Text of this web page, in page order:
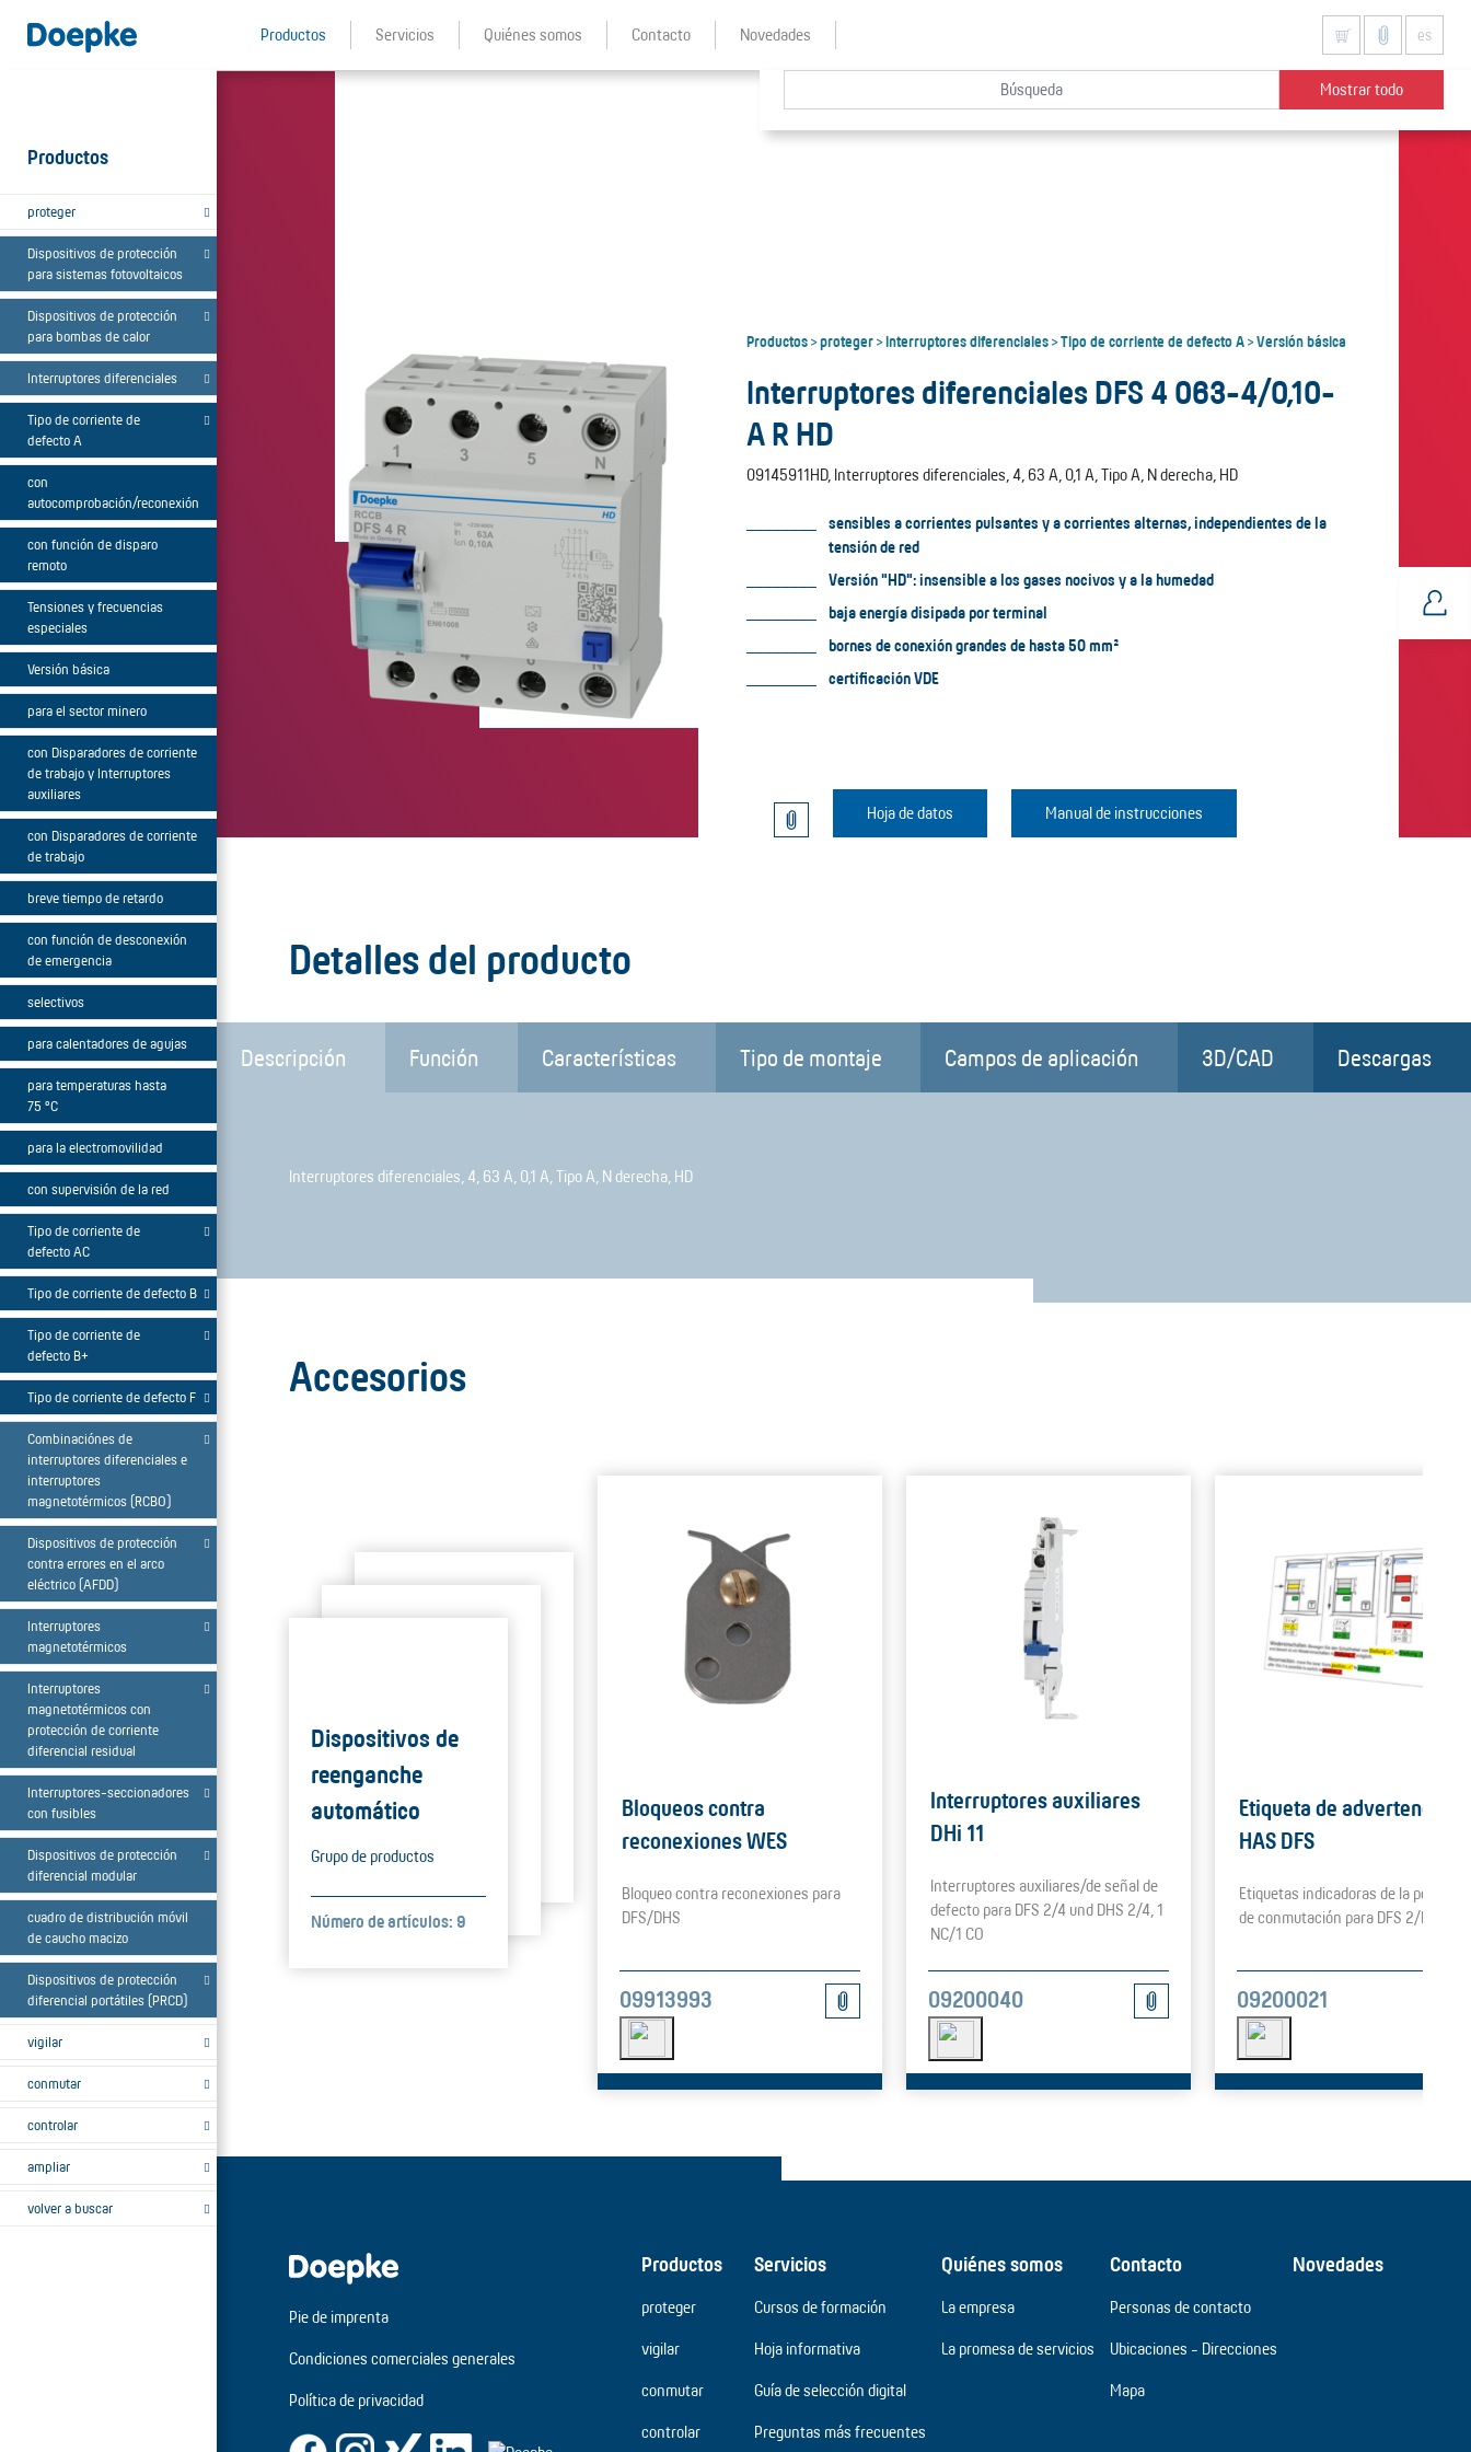
es
Productos Servicios Quiénes somos Contacto Novedades
Mostrar todo
Productos
proteger
Dispositivos de protección
para sistemas fotovoltaicos
Dispositivos de protección
para bombas de calor
Interruptores diferenciales
Tipo de corriente de
defecto A
con
autocomprobación/reconexión
con función de disparo
remoto
Tensiones y frecuencias
especiales
Versión básica
para el sector minero
con Disparadores de corriente
de trabajo y Interruptores
auxiliares
con Disparadores de corriente
de trabajo
breve tiempo de retardo
con función de desconexión
de emergencia
selectivos
para calentadores de agujas
para temperaturas hasta
75 °C
para la electromovilidad
con supervisión de la red
Tipo de corriente de
defecto AC
Tipo de corriente de defecto B
Tipo de corriente de
defecto B+
Tipo de corriente de defecto F
Combinaciónes de
interruptores diferenciales e
interruptores
magnetotérmicos (RCBO)
Dispositivos de protección
contra errores en el arco
eléctrico (AFDD)
Interruptores
magnetotérmicos
Interruptores
magnetotérmicos con
protección de corriente
diferencial residual
Interruptores-seccionadores
con fusibles
Dispositivos de protección
diferencial modular
cuadro de distribución móvil
de caucho macizo
Dispositivos de protección
diferencial portátiles (PRCD)
vigilar
conmutar
controlar
ampliar
volver a buscar
Productos>proteger>Interruptores diferenciales>Tipo de corriente de defecto A>Versión básica
Interruptores diferenciales DFS 4 063-4/0,10-
A R HD
09145911HD, Interruptores diferenciales, 4, 63 A, 0,1 A, Tipo A, N derecha, HD
sensibles a corrientes pulsantes y a corrientes alternas, independientes de la
tensión de red
Versión "HD": insensible a los gases nocivos y a la humedad
baja energía disipada por terminal
bornes de conexión grandes de hasta 50 mm²
certificación VDE
Hoja de datos Manual de instrucciones
Detalles del producto
Descripción Función Características Tipo de montaje Campos de aplicación 3D/CAD Descargas
Interruptores diferenciales, 4, 63 A, 0,1 A, Tipo A, N derecha, HD
Accesorios
Dispositivos de
reenganche
automático
Grupo de productos
Número de artículos: 9
Bloqueos contra
reconexiones WES
Bloqueo contra reconexiones para
DFS/DHS
09913993
Interruptores auxiliares
DHi 11
Interruptores auxiliares/de señal de
defecto para DFS 2/4 und DHS 2/4, 1
NC/1 CO
09200040
Etiqueta de advertencia
HAS DFS
Etiquetas indicadoras de la posición
de conmutación para DFS 2/DFS 4
09200021
Pie de imprenta
Condiciones comerciales generales
Política de privacidad
Productos
proteger
vigilar
conmutar
controlar
Servicios
Cursos de formación
Hoja informativa
Guía de selección digital
Preguntas más frecuentes
Quiénes somos
La empresa
La promesa de servicios
Contacto
Personas de contacto
Ubicaciones - Direcciones
Mapa
Novedades